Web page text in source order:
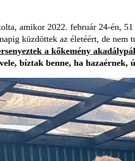
amikor 2022. február 24-én,
küzdöttek az életéért, de
a kőkemény
bíztak benne, ha hazaérnek,